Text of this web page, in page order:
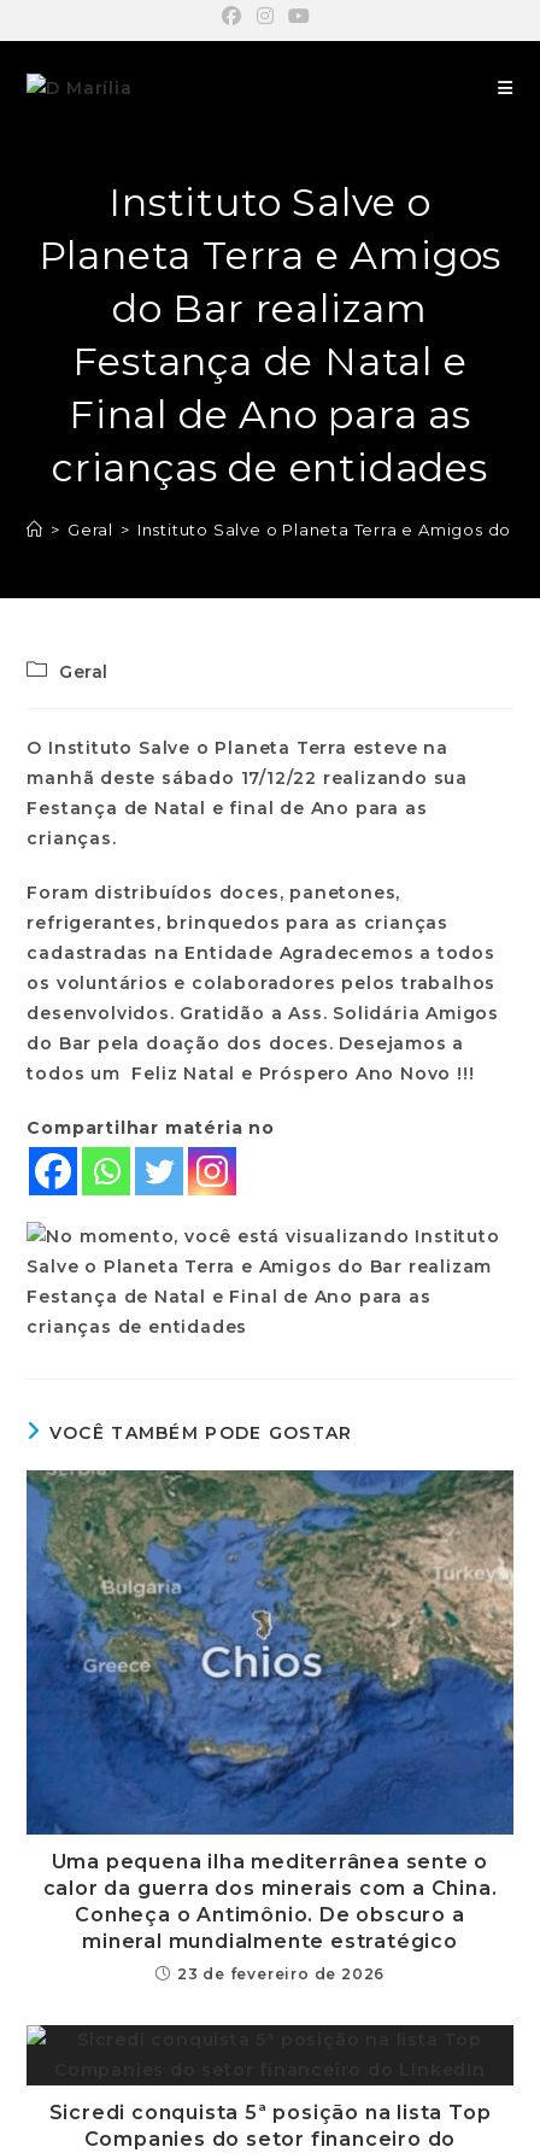
Instituto Salve o
Planeta Terra e Amigos
do Bar realizam
Festança de Natal e
Final de Ano para as
crianças de entidades
> Geral > Instituto Salve o Planeta Terra e Amigos do
Geral
O Instituto Salve o Planeta Terra esteve na
manhã deste sábado 17/12/22 realizando sua
Festança de Natal e final de Ano para as
crianças.
Foram distribuídos doces, panetones,
refrigerantes, brinquedos para as crianças
cadastradas na Entidade Agradecemos a todos
os voluntários e colaboradores pelos trabalhos
desenvolvidos. Gratidão a Ass. Solidária Amigos
do Bar pela doação dos doces. Desejamos a
todos um Feliz Natal e Próspero Ano Novo !!!
Compartilhar matéria no
VOCÊ TAMBÉM PODE GOSTAR
Uma pequena ilha mediterrânea sente o
calor da guerra dos minerais com a China.
Conheça o Antimônio. De obscuro a
mineral mundialmente estratégico
23 de fevereiro de 2026
Sicredi conquista 5ª posição na lista Top
Companies do setor financeiro do